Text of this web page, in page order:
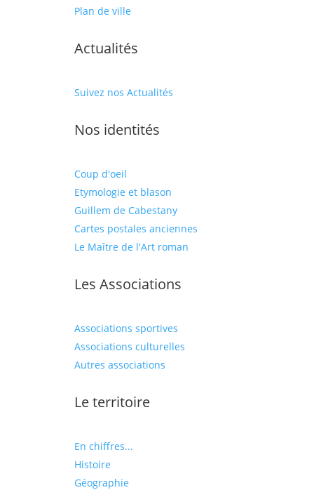
Plan de ville
Actualités
Suivez nos Actualités
Nos identités
Coup d'oeil
Etymologie et blason
Guillem de Cabestany
Cartes postales anciennes
Le Maître de l'Art roman
Les Associations
Associations sportives
Associations culturelles
Autres associations
Le territoire
En chiffres...
Histoire
Géographie